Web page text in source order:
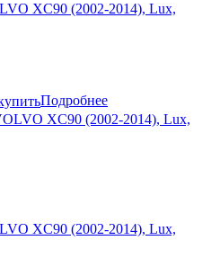
XC90 (2002-2014), Lux,
Подробнее
XC90 (2002-2014), Lux,